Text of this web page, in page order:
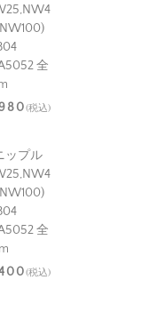
全
(税込)
ップル
全
(税込)